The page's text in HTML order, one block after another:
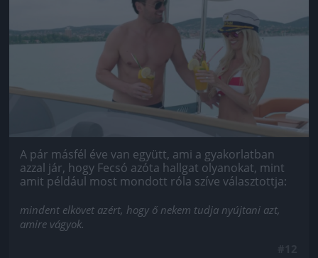
A pár másfél éve van együtt, ami a gyakorlatban
azzal jár, hogy Fecsó azóta hallgat olyanokat, mint
amit például most mondott róla szíve választottja:
mindent elkövet azért, hogy ő nekem tudja nyújtani azt,
amire vágyok.